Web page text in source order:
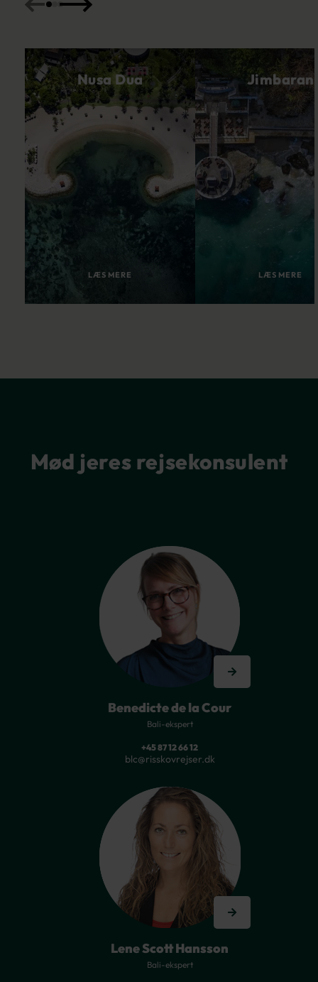
Nusa Dua
LÆS MERE
Jimbaran
LÆS MERE
Mød jeres rejsekonsulent
Benedicte de la Cour
Bali-ekspert
+45 87 12 66 12
blc@risskovrejser.dk
Lene Scott Hansson
Bali-ekspert